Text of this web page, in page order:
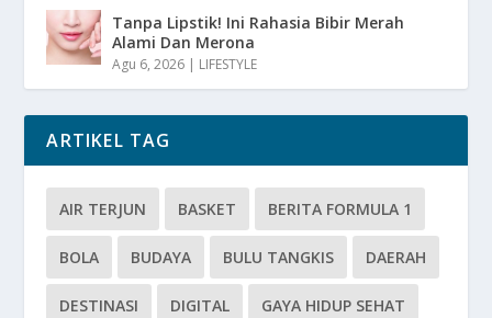
Tanpa Lipstik! Ini Rahasia Bibir Merah
Alami Dan Merona
Agu 6, 2026 LIFESTYLE
ARTIKEL TAG
AIR TERJUN BASKET BERITA FORMULA 1
BOLA BUDAYA BULU TANGKIS DAERAH
DESTINASI DIGITAL GAYA HIDUP SEHAT